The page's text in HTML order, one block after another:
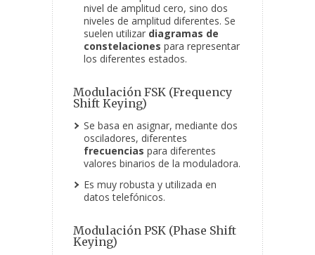
nivel de amplitud cero, sino dos
niveles de amplitud diferentes. Se
suelen utilizar diagramas de
constelaciones para representar
los diferentes estados.
Modulación FSK (Frequency
Shift Keying)
Se basa en asignar, mediante dos
osciladores, diferentes
frecuencias para diferentes
valores binarios de la moduladora.
Es muy robusta y utilizada en
datos telefónicos.
Modulación PSK (Phase Shift
Keying)